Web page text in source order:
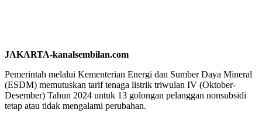
JAKARTA-kanalsembilan.com
Pemerintah melalui Kementerian Energi dan Sumber Daya Mineral
(ESDM) memutuskan tarif tenaga listrik triwulan IV (Oktober-
Desember) Tahun 2024 untuk 13 golongan pelanggan nonsubsidi
tetap atau tidak mengalami perubahan.